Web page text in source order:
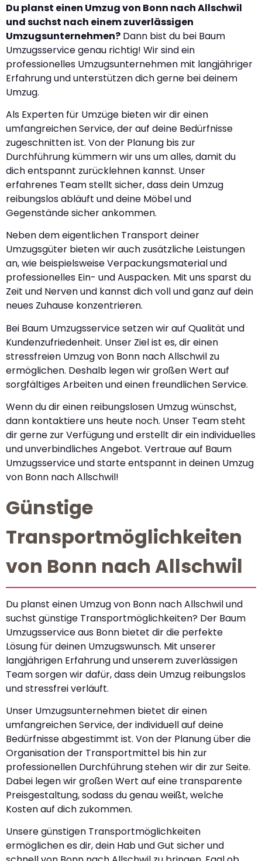
Du planst einen Umzug von Bonn nach Allschwil
und suchst nach einem zuverlässigen
Umzugsunternehmen? Dann bist du bei Baum
Umzugsservice genau richtig! Wir sind ein
professionelles Umzugsunternehmen mit langjähriger
Erfahrung und unterstützen dich gerne bei deinem
Umzug.
Als Experten für Umzüge bieten wir dir einen
umfangreichen Service, der auf deine Bedürfnisse
zugeschnitten ist. Von der Planung bis zur
Durchführung kümmern wir uns um alles, damit du
dich entspannt zurücklehnen kannst. Unser
erfahrenes Team stellt sicher, dass dein Umzug
reibungslos abläuft und deine Möbel und
Gegenstände sicher ankommen.
Neben dem eigentlichen Transport deiner
Umzugsgüter bieten wir auch zusätzliche Leistungen
an, wie beispielsweise Verpackungsmaterial und
professionelles Ein- und Auspacken. Mit uns sparst du
Zeit und Nerven und kannst dich voll und ganz auf dein
neues Zuhause konzentrieren.
Bei Baum Umzugsservice setzen wir auf Qualität und
Kundenzufriedenheit. Unser Ziel ist es, dir einen
stressfreien Umzug von Bonn nach Allschwil zu
ermöglichen. Deshalb legen wir großen Wert auf
sorgfältiges Arbeiten und einen freundlichen Service.
Wenn du dir einen reibungslosen Umzug wünschst,
dann kontaktiere uns heute noch. Unser Team steht
dir gerne zur Verfügung und erstellt dir ein individuelles
und unverbindliches Angebot. Vertraue auf Baum
Umzugsservice und starte entspannt in deinen Umzug
von Bonn nach Allschwil!
Günstige
Transportmöglichkeiten
von Bonn nach Allschwil
Du planst einen Umzug von Bonn nach Allschwil und
suchst günstige Transportmöglichkeiten? Der Baum
Umzugsservice aus Bonn bietet dir die perfekte
Lösung für deinen Umzugswunsch. Mit unserer
langjährigen Erfahrung und unserem zuverlässigen
Team sorgen wir dafür, dass dein Umzug reibungslos
und stressfrei verläuft.
Unser Umzugsunternehmen bietet dir einen
umfangreichen Service, der individuell auf deine
Bedürfnisse abgestimmt ist. Von der Planung über die
Organisation der Transportmittel bis hin zur
professionellen Durchführung stehen wir dir zur Seite.
Dabei legen wir großen Wert auf eine transparente
Preisgestaltung, sodass du genau weißt, welche
Kosten auf dich zukommen.
Unsere günstigen Transportmöglichkeiten
ermöglichen es dir, dein Hab und Gut sicher und